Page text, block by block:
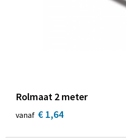
Rolmaat 2 meter
vanaf € 1,64